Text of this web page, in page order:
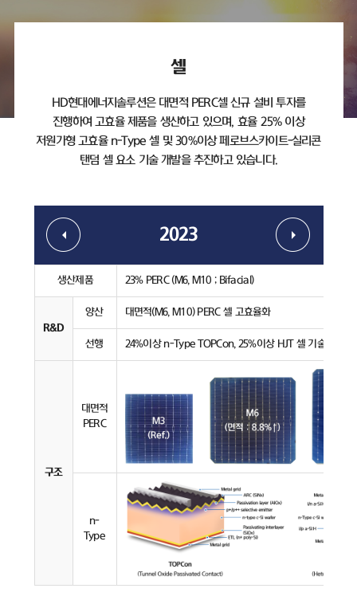
셀
HD현대에너지솔루션은 대면적 PERC셀 신규 설비 투자를
진행하여 고효율 제품을 생산하고 있으며, 효율 25% 이상
저원가형 고효율 n-Type 셀 및 30%이상 페로브스카이트-실리콘
탠덤 셀 요소 기술 개발을 추진하고 있습니다.
2023
생산제품 23% PERC (M6, M10 ; Bifacial)
R&D
양산 대면적(M6, M10) PERC 셀 고효율화
선행 24%이상 n-Type TOPCon, 25%이상 HJT 셀 기술 개발
구조
대면적
PERC
n-
Type